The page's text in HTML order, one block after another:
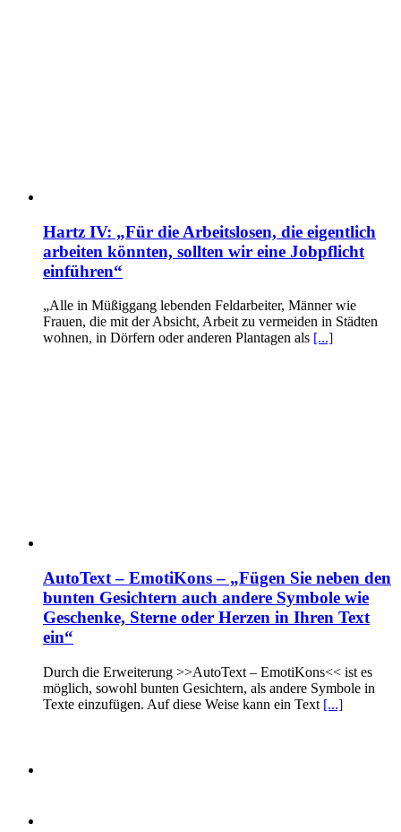
Hartz IV: „Für die Arbeitslosen, die eigentlich
arbeiten könnten, sollten wir eine Jobpflicht
einführen“
„Alle in Müßiggang lebenden Feldarbeiter, Männer wie
Frauen, die mit der Absicht, Arbeit zu vermeiden in Städten
wohnen, in Dörfern oder anderen Plantagen als [...]
AutoText – EmotiKons – „Fügen Sie neben den
bunten Gesichtern auch andere Symbole wie
Geschenke, Sterne oder Herzen in Ihren Text
ein“
Durch die Erweiterung >>AutoText – EmotiKons<< ist es
möglich, sowohl bunten Gesichtern, als andere Symbole in
Texte einzufügen. Auf diese Weise kann ein Text [...]